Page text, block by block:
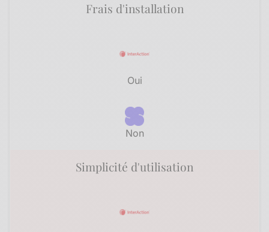
Frais d'installation
Oui
Non
Simplicité d'utilisation